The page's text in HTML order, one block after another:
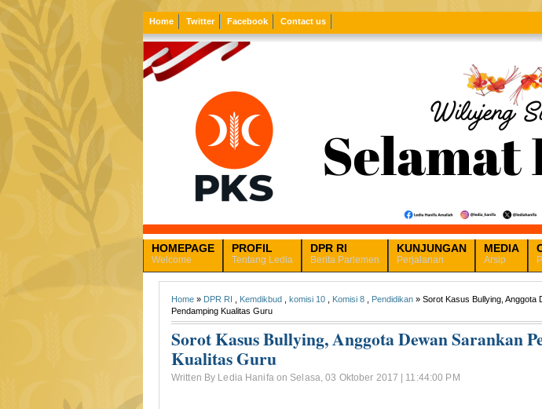
Home Twitter Facebook Contact us
HOMEPAGE
Welcome
PROFIL
Tentang Ledia
DPR RI
Berita Parlemen
KUNJUNGAN
Perjalanan
MEDIA
Arsip
Home » DPR RI Kemdikbud komisi 10 Komisi 8 Pendidikan » Sorot Kasus Bullying, Anggota
Pendamping Kualitas Guru
Sorot Kasus Bullying, Anggota Dewan Sarankan
Kualitas Guru
Written By Ledia Hanifa on Selasa, 03 Oktober 2017 | 11:44:00 PM